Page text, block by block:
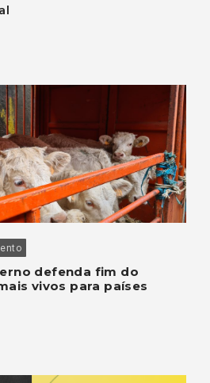
defenda fim do
vivos para países